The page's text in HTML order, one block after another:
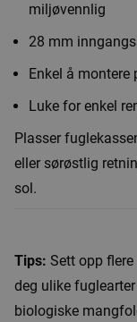
miljøvennlig
28 mm
Enkel å montere
Luke for enkel
Plasser
eller sørøstlig
sol.
Tips: Sett opp flere
deg ulike
biologiske